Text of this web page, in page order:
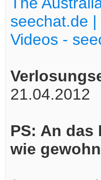
seechat.de
Videos -
21.04.2012
PS: An das
wie